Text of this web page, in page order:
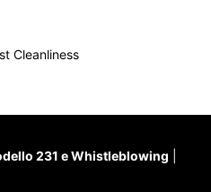
Cleanliness
231 e Whistleblowing